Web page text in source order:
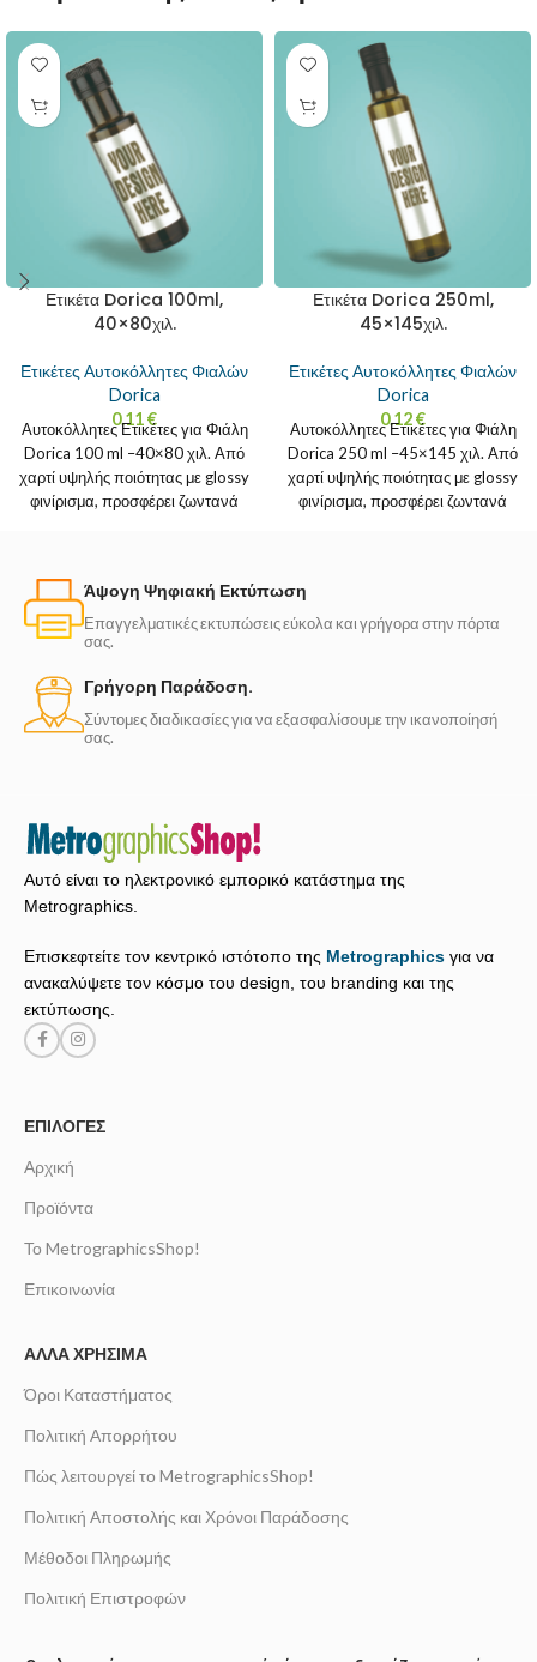
Ετικέτα Dorica 100ml,
40×80χιλ.
Ετικέτες Αυτοκόλλητες Φιαλών
Dorica
0.11€
Αυτοκόλλητες Ετικέτες για Φιάλη
Dorica 100 ml –40×80 χιλ. Από
χαρτί υψηλής ποιότητας με glossy
φινίρισμα, προσφέρει ζωντανά
Ετικέτα Dorica 250ml,
45×145χιλ.
Ετικέτες Αυτοκόλλητες Φιαλών
Dorica
0.12€
Αυτοκόλλητες Ετικέτες για Φιάλη
Dorica 250 ml –45×145 χιλ. Από
χαρτί υψηλής ποιότητας με glossy
φινίρισμα, προσφέρει ζωντανά
Άψογη Ψηφιακή Εκτύπωση
Επαγγελματικές εκτυπώσεις εύκολα και γρήγορα στην πόρτα
σας.
Γρήγορη Παράδοση.
Σύντομες διαδικασίες για να εξασφαλίσουμε την ικανοποίησή
σας.
Αυτό είναι το ηλεκτρονικό εμπορικό κατάστημα της
Metrographics.
Επισκεφτείτε τον κεντρικό ιστότοπο της Metrographics για να
ανακαλύψετε τον κόσμο του design, του branding και της
εκτύπωσης.
ΕΠΙΛΟΓΈΣ
Αρχική
Προϊόντα
Το MetrographicsShop!
Επικοινωνία
ΆΛΛΑ ΧΡΉΣΙΜΑ
Όροι Καταστήματος
Πολιτική Απορρήτου
Πώς λειτουργεί το MetrographicsShop!
Πολιτική Αποστολής και Χρόνοι Παράδοσης
Μέθοδοι Πληρωμής
Πολιτική Επιστροφών